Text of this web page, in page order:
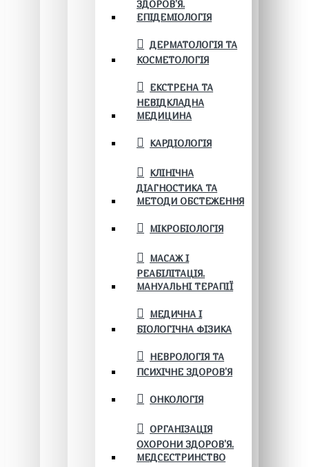
ЗДОРОВ’Я.
ЕПІДЕМІОЛОГІЯ
ДЕРМАТОЛОГІЯ ТА
КОСМЕТОЛОГІЯ
ЕКСТРЕНА ТА
НЕВІДКЛАДНА
МЕДИЦИНА
КАРДІОЛОГІЯ
КЛІНІЧНА
ДІАГНОСТИКА ТА
МЕТОДИ ОБСТЕЖЕННЯ
МІКРОБІОЛОГІЯ
МАСАЖ І
РЕАБІЛІТАЦІЯ.
МАНУАЛЬНІ ТЕРАПІЇ
МЕДИЧНА І
БІОЛОГІЧНА ФІЗИКА
НЕВРОЛОГІЯ ТА
ПСИХІЧНЕ ЗДОРОВ’Я
ОНКОЛОГІЯ
ОРГАНІЗАЦІЯ
ОХОРОНИ ЗДОРОВ'Я.
МЕДСЕСТРИНСТВО